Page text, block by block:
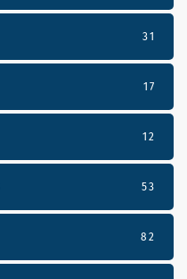
31
17
12
53
82